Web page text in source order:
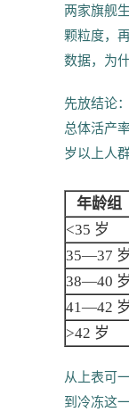
两家旗舰
颗粒度，
数据，为
先放结论
总体活产
岁以上人
年龄组
<35 岁
35—37 岁
38—40 岁
41—42 岁
>42 岁
从上表可
到冷冻这